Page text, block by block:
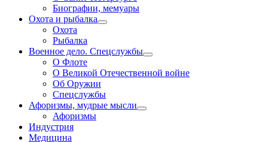
Биографии, мемуары
Охота и рыбалка
Охота
Рыбалка
Военное дело. Спецслужбы
О Флоте
О Великой Отечественной войне
Об Оружии
Спецслужбы
Афоризмы, мудрые мысли
Афоризмы
Индустрия
Медицина